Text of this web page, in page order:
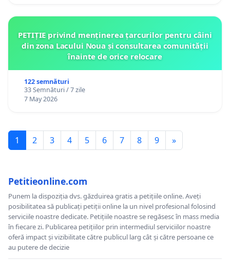
PETIȚIE privind menținerea țarcurilor pentru câini
din zona Lacului Noua și consultarea comunității
înainte de orice relocare
122 semnături
33 Semnături / 7 zile
7 May 2026
1 2 3 4 5 6 7 8 9 »
Petitieonline.com
Punem la dispoziția dvs. găzduirea gratis a petițiile online. Aveți
posibilitatea să publicați petiții online la un nivel profesional folosind
serviciile noastre dedicate. Petițiile noastre se regăsesc în mass media
în fiecare zi. Publicarea petițiilor prin intermediul serviciilor noastre
oferă impact și vizibilitate către publicul larg cât și către persoane ce
au putere de decizie